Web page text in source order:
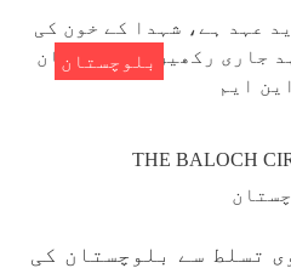
بلوچستان
THE BALOCH
تسلط سے بلوچستان کی